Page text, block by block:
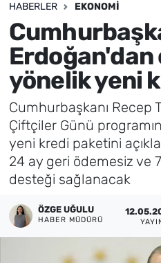
HABERLER EKONOMI
yönelik yeni
Cumhurbaşkanı Recep
Çiftçiler Günü
yeni kredi paketini
24 ay geri ödemesiz ve
desteği sağlanacak
ÖZGE UĞULU
HABER MÜDÜRÜ
Asayiş / Polis-Adliye
Spor
Magazin
Foto Galeri
Künye
İletişim